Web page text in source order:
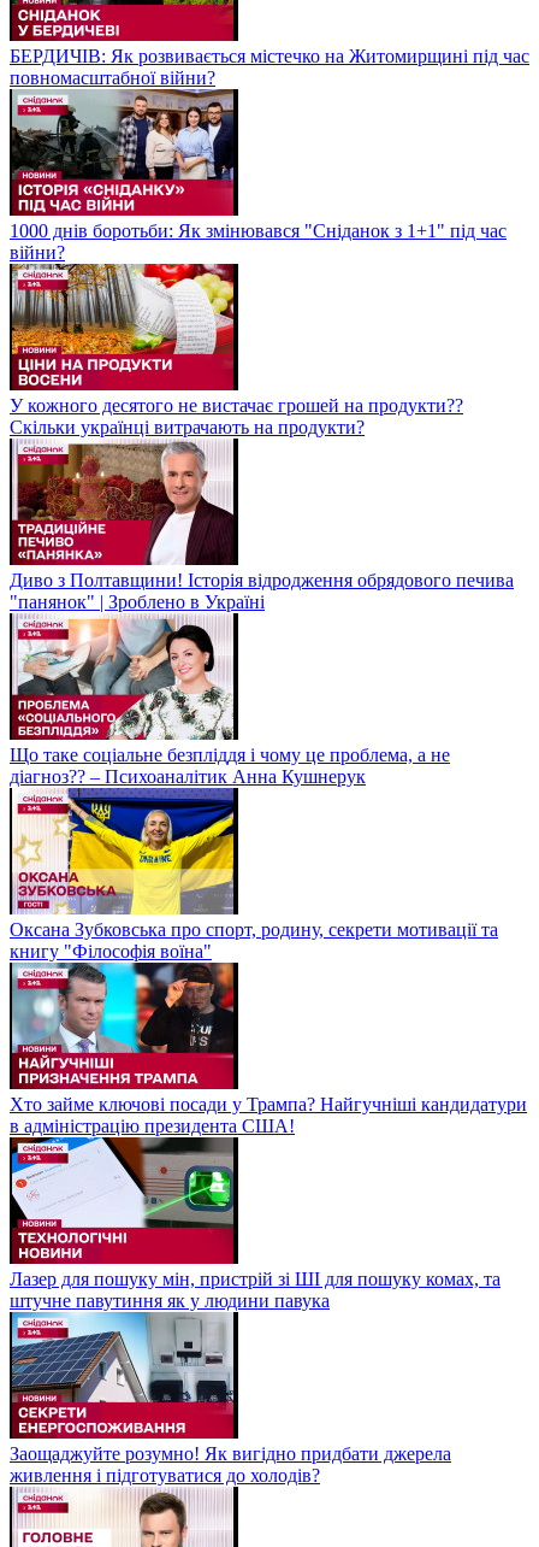
БЕРДИЧІВ: Як розвивається містечко на Житомирщині під час
повномасштабної війни?
1000 днів боротьби: Як змінювався "Сніданок з 1+1" під час
війни?
У кожного десятого не вистачає грошей на продукти??
Скільки українці витрачають на продукти?
Диво з Полтавщини! Історія відродження обрядового печива
"панянок" | Зроблено в Україні
Що таке соціальне безпліддя і чому це проблема, а не
діагноз?? – Психоаналітик Анна Кушнерук
Оксана Зубковська про спорт, родину, секрети мотивації та
книгу "Філософія воїна"
Хто займе ключові посади у Трампа? Найгучніші кандидатури
в адміністрацію президента США!
Лазер для пошуку мін, пристрій зі ШІ для пошуку комах, та
штучне павутиння як у людини павука
Заощаджуйте розумно! Як вигідно придбати джерела
живлення і підготуватися до холодів?